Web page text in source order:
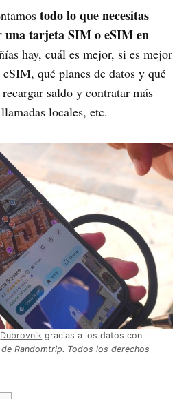
todo lo que necesitas
una tarjeta SIM o eSIM en
hay, cuál es mejor, si es mejor
qué planes de datos y qué
saldo y contratar más
locales, etc.
Dubrovnik gracias a los datos con
Randomtrip. Todos los derechos